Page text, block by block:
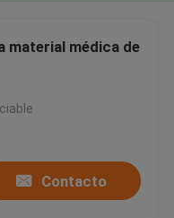
material médica de
Contacto